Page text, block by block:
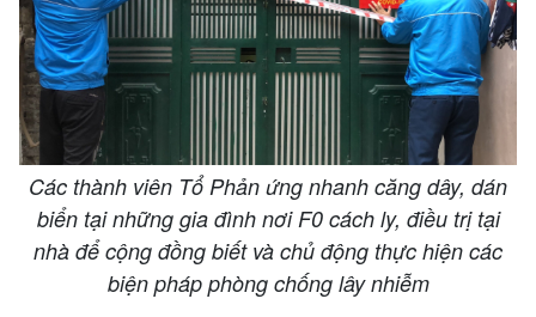
Các thành viên Tổ Phản ứng nhanh căng dây, dán
biển tại những gia đình nơi F0 cách ly, điều trị tại
nhà để cộng đồng biết và chủ động thực hiện các
biện pháp phòng chống lây nhiễm